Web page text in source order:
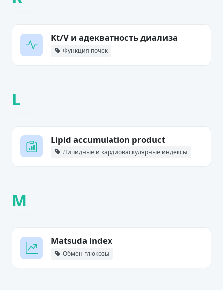
Kt/V и адекватность диализа
Функция почек
L
Lipid accumulation product
Липидные и кардиоваскулярные индексы
M
Matsuda index
Обмен глюкозы